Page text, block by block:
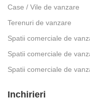
Case / Vile de vanzare
Terenuri de vanzare
Spatii comerciale de
Spatii comerciale de
Spatii comerciale de
Inchirieri